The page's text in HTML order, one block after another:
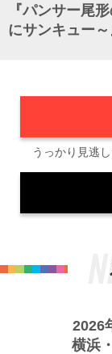
『パンサー尾
にサンキュー～
うっかり見逃
2026
横浜